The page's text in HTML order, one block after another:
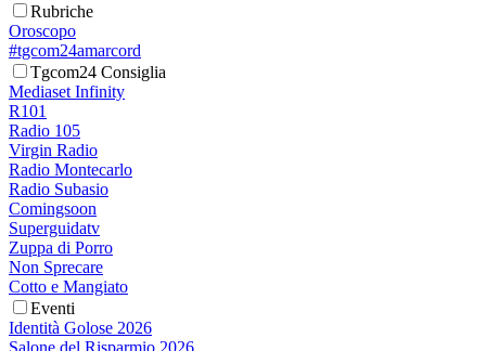
Rubriche
Oroscopo
#tgcom24amarcord
Tgcom24 Consiglia
Mediaset Infinity
R101
Radio 105
Virgin Radio
Radio Montecarlo
Radio Subasio
Comingsoon
Superguidatv
Zuppa di Porro
Non Sprecare
Cotto e Mangiato
Eventi
Identità Golose 2026
Salone del Risparmio 2026